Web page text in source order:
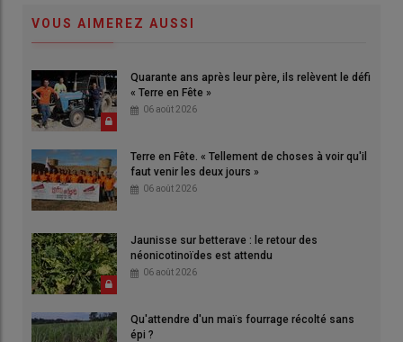
VOUS AIMEREZ AUSSI
Quarante ans après leur père, ils relèvent le défi
« Terre en Fête »
06 août 2026
Terre en Fête. « Tellement de choses à voir qu'il
faut venir les deux jours »
06 août 2026
Jaunisse sur betterave : le retour des
néonicotinoïdes est attendu
06 août 2026
Qu'attendre d'un maïs fourrage récolté sans
épi ?